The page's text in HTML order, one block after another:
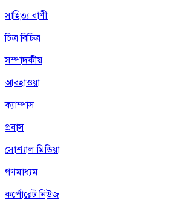
সাহিত্য বাণী
চিত্র বিচিত্র
সম্পাদকীয়
আবহাওয়া
ক্যাম্পাস
প্রবাস
সোশ্যাল মিডিয়া
গণমাধ্যম
কর্পোরেট নিউজ